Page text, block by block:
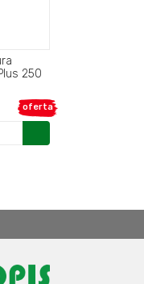
250
8976.
oferta